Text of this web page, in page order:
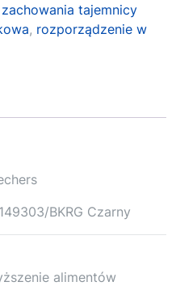
tajemnicy
, rozporządzenie w
BKRG Czarny
alimentów